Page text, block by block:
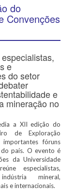
do
Convenções
e
do setor
e
mineração no
a XII edição do
de Exploração
fóruns
país. O evento é
da Universidade
especialistas,
mineral,
e internacionais.